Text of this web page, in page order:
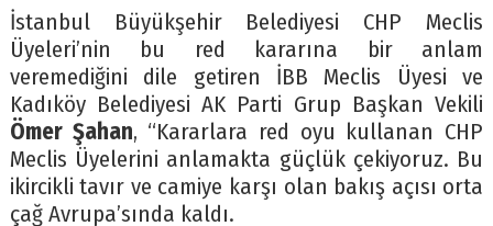
İstanbul Büyükşehir Belediyesi CHP Meclis
Üyeleri’nin bu red kararına bir anlam
veremediğini dile getiren İBB Meclis Üyesi ve
Kadıköy Belediyesi AK Parti Grup Başkan Vekili
Ömer Şahan, “Kararlara red oyu kullanan CHP
Meclis Üyelerini anlamakta güçlük çekiyoruz. Bu
ikircikli tavır ve camiye karşı olan bakış açısı orta
çağ Avrupa’sında kaldı.